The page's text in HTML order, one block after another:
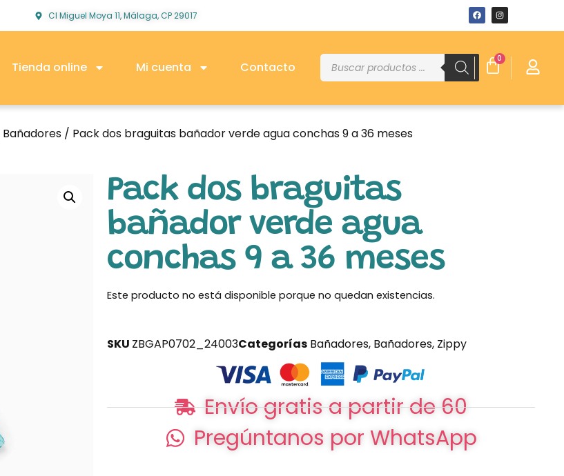
Cl Miguel Moya 11, Málaga, CP 29017
Tienda online Mi cuenta Contacto
0
Bañadores / Pack dos braguitas bañador verde agua conchas 9 a 36 meses
Pack dos braguitas
bañador verde agua
conchas 9 a 36 meses
Este producto no está disponible porque no quedan existencias.
SKU ZBGAP0702_24003Categorías Bañadores, Bañadores, Zippy
Envío gratis a partir de 60
Pregúntanos por WhatsApp